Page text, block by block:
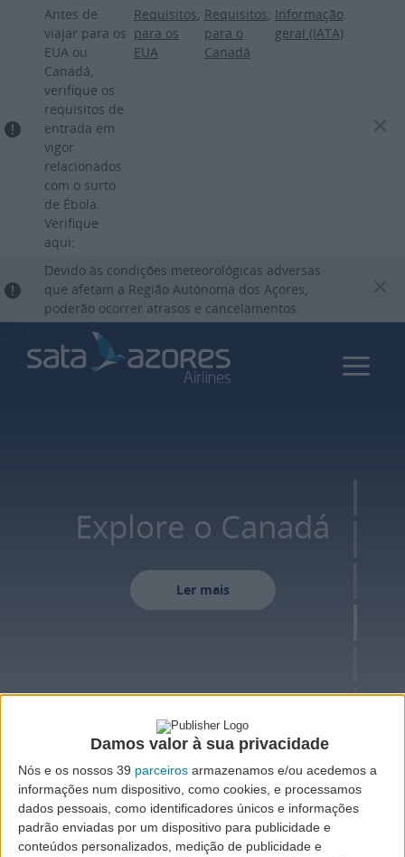
Damos valor à sua privacidade
Nós e os nossos 39 parceiros armazenamos e/ou acedemos a
informações num dispositivo, como cookies, e processamos
dados pessoais, como identificadores únicos e informações
padrão enviadas por um dispositivo para publicidade e
conteúdos personalizados, medição de publicidade e
Passar
para
o
Antes de
viajar para os
EUA ou
Canadá,
verifique os
requisitos de
entrada em
vigor
relacionados
com o surto
de Ébola.
Verifique
aqui:
Requisitos
para os
EUA
; Requisitos
para o
Canadá
; Informação
geral (IATA)
.
Devido às condições meteorológicas adversas
que afetam a Região Autónoma dos Açores,
poderão ocorrer atrasos e cancelamentos.
Explore o Canadá
Ler mais
VOO